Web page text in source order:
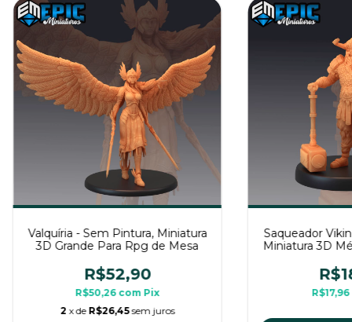
Valquíria - Sem Pintura, Miniatura
3D Grande Para Rpg de Mesa
R$52,90
R$50,26 com Pix
2 x de R$26,45 sem juros
Saqueador
Miniatura 3D
R$17,96